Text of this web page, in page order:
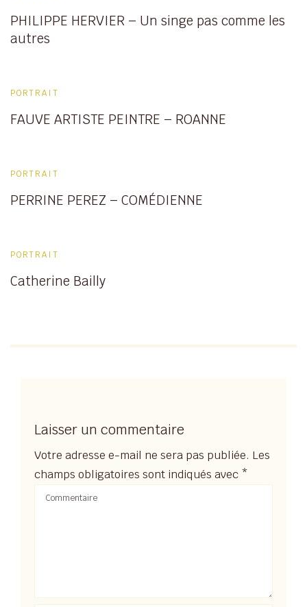
PHILIPPE HERVIER – Un singe pas comme les
autres
PORTRAIT
FAUVE ARTISTE PEINTRE – ROANNE
PORTRAIT
PERRINE PEREZ – COMÉDIENNE
PORTRAIT
Catherine Bailly
Laisser un commentaire
Votre adresse e-mail ne sera pas publiée. Les
champs obligatoires sont indiqués avec *